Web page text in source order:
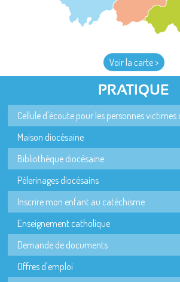
Voir la carte >
PRATIQUE
Cellule d'écoute pour les personnes victimes
Maison diocésaine
Bibliothèque diocésaine
Pèlerinages diocésains
Inscrire mon enfant au catéchisme
Enseignement catholique
Demande de documents
Offres d'emploi